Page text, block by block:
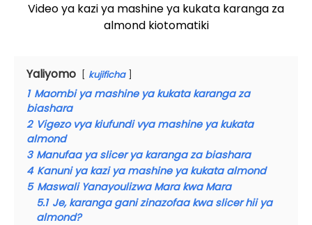
Video ya kazi ya mashine ya kukata karanga za
almond kiotomatiki
Yaliyomo kujificha
1 Maombi ya mashine ya kukata karanga za
biashara
2 Vigezo vya kiufundi vya mashine ya kukata
almond
3 Manufaa ya slicer ya karanga za biashara
4 Kanuni ya kazi ya mashine ya kukata almond
5 Maswali Yanayoulizwa Mara kwa Mara
5.1 Je, karanga gani zinazofaa kwa slicer hii ya
almond?